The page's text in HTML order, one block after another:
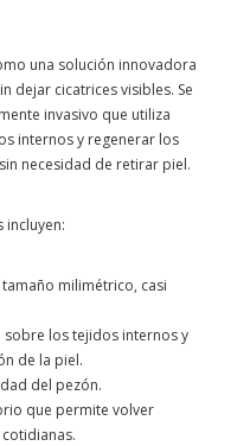
una solución innovadora
dejar cicatrices visibles. Se
invasivo que utiliza
internos y regenerar los
necesidad de retirar piel.
incluyen:
milimétrico, casi
sobre los tejidos internos y
de la piel.
del pezón.
que permite volver